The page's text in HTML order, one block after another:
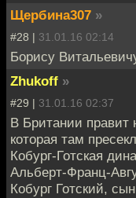
Щербина307 »
#28 | 31.01.16 02:14
Борису
Zhukoff »
#29 | 31.01.16 02:37
В Британии правит
которая там
Кобург-Готская
Альберт-Франц-
Кобург Готский,